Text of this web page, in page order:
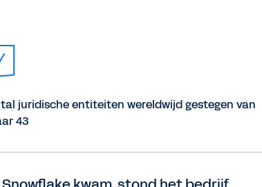
juridische entiteiten wereldwijd gestegen van
43